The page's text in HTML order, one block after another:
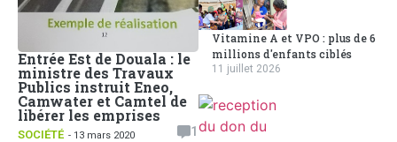
Entrée Est de Douala : le
ministre des Travaux
Publics instruit Eneo,
Camwater et Camtel de
libérer les emprises
SOCIÉTÉ - 13 mars 2020
1
Vitamine A et VPO : plus de 6
millions d'enfants ciblés
11 juillet 2026